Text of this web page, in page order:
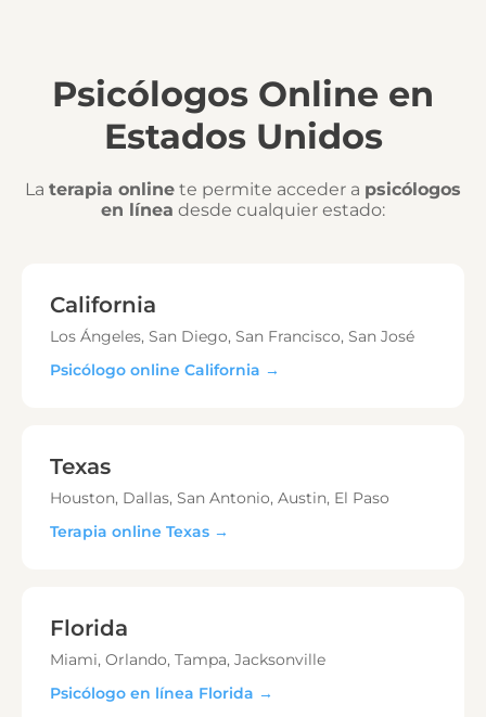
Psicólogos Online en
Estados Unidos
La terapia online te permite acceder a psicólogos
en línea desde cualquier estado:
California
Los Ángeles, San Diego, San Francisco, San José
Psicólogo online California →
Texas
Houston, Dallas, San Antonio, Austin, El Paso
Terapia online Texas →
Florida
Miami, Orlando, Tampa, Jacksonville
Psicólogo en línea Florida →